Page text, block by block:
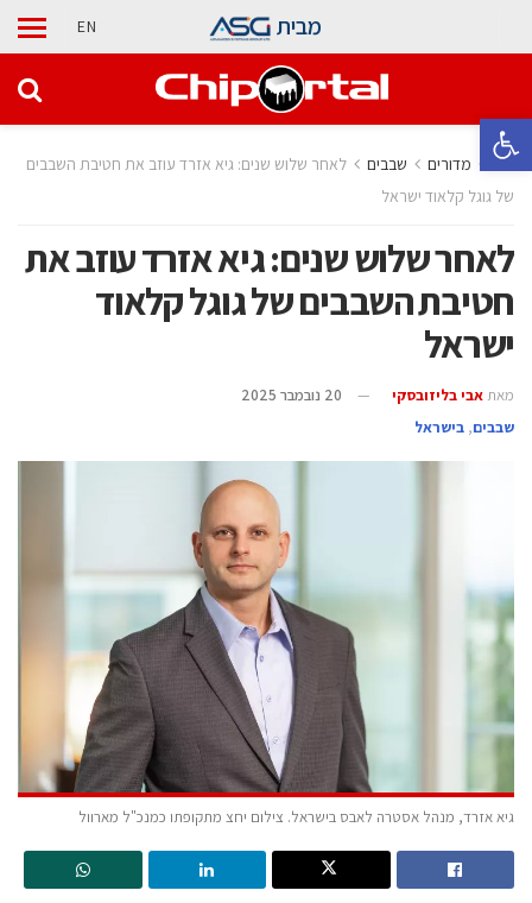
פתח סרגל נגישות
מבית EN
בית מדורים ‫שבבים‬
לאחר שלוש שנים: גיא אזרד עוזב את חטיבת השבבים
של גוגל קלאוד ישראל
לאחר שלוש שנים: גיא אזרד עוזב את
חטיבת השבבים של גוגל קלאוד
ישראל
מאת אבי בליזובסקי
20 נובמבר 2025
‫שבבים‬, בישראל
גיא אזרד, מנהל אסטרה לאבס בישראל. צילום יחצ מתקופתו כמנכ"ל מארוול